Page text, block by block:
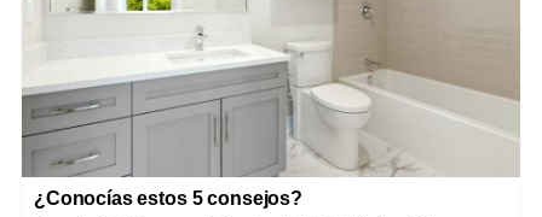
¿Conocías estos 5 consejos?